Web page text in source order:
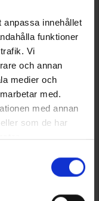
anpassa innehållet
funktioner
Vi
och annan
medier och
med.
med annan
som de har
Engelsons
3.6 utav 5 stjärnor